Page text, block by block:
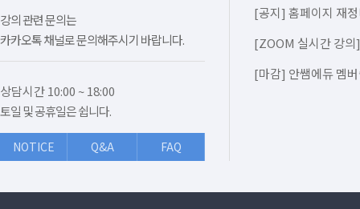
강의 관련 문의는
카카오톡 채널로 문의해주시기 바랍니다.
상담시간 10:00 ~ 18:00
토일 및 공휴일은 쉽니다.
NOTICE Q&A FAQ
[공지] 홈페이지 재
[ZOOM 실시간 강의
[마감] 안쌤에듀 멤